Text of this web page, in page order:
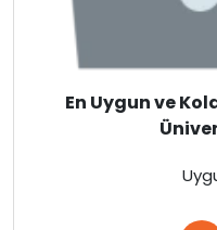
İrlanda
İsviçre
En Uygun ve